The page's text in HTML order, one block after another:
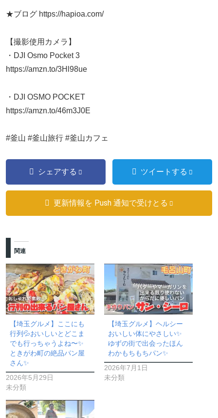
★ブログ https://hapioa.com/
【撮影使用カメラ】
・DJI Osmo Pocket 3
https://amzn.to/3Hl98ue
・DJI OSMO POCKET
https://amzn.to/46m3J0E
#釜山 #釜山旅行 #釜山カフェ
シェアする ツイートする
更新情報を Push 通知で受けとる
関連
【埼玉グルメ】ここにも
行列💦おいしいとどこま
でも行っちゃうよね〜✨
ときがわ町の絶品パン屋
さん✨
2026年5月29日
未分類
【埼玉グルメ】ヘルシー
おいしい体にやさしい✨
ゆずの街で出会ったほん
わかもちもちパン✨
2026年7月1日
未分類